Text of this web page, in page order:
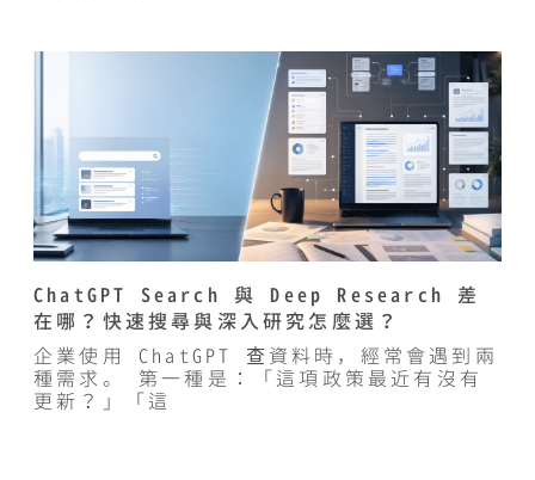
ChatGPT Search 與 Deep Research 差
在哪？快速搜尋與深入研究怎麼選？
企業使用 ChatGPT 查資料時，經常會遇到兩
種需求。 第一種是：「這項政策最近有沒有
更新？」「這